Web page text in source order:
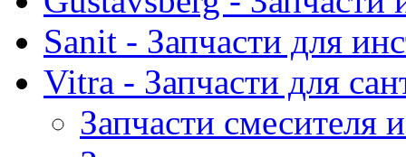
Sanit - Запчасти для
Vitra - Запчасти для
Запчасти смесителя